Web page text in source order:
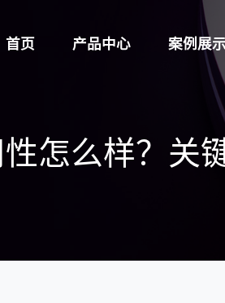
首页 产品中心 案例展
怎么样？关